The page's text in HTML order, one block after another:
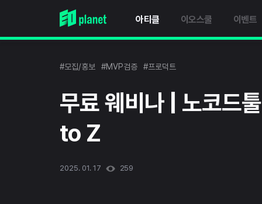
아티클 이오스쿨 이벤트
#모집/홍보 #MVP검증 #프로덕트
무료 웨비나 | 노코드
to Z
2025. 01. 17 259